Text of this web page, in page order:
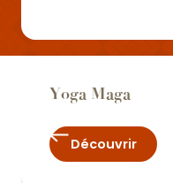
Yoga Maga
Découvrir